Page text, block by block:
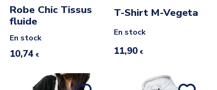
Robe Chic Tissus
fluide
En stock
10,74 €
T-Shirt M-Vegeta
En stock
11,90 €